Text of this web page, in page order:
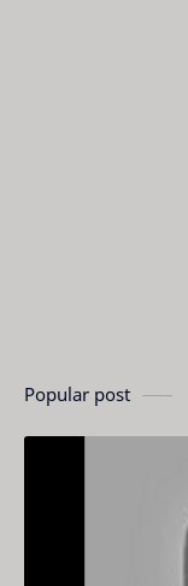
Popular post